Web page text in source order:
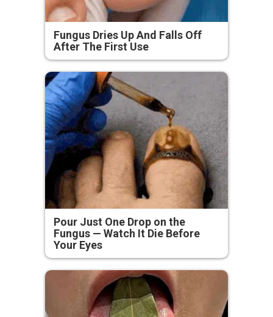
Fungus Dries Up And Falls Off
After The First Use
Pour Just One Drop on the
Fungus — Watch It Die Before
Your Eyes